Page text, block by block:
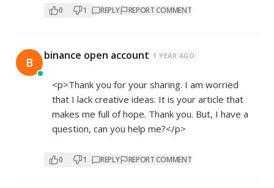
0 1 REPLY REPORT COMMENT
B binance open account 1 YEAR AGO
<p>Thank you for your sharing. I am worried
that I lack creative ideas. It is your article that
makes me full of hope. Thank you. But, I have a
question, can you help me?</p>
0 1 REPLY REPORT COMMENT